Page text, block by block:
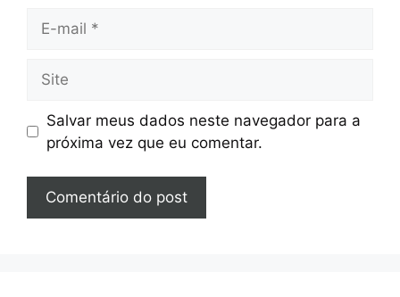
mail
Salvar meus dados neste navegador para a
próxima vez que eu comentar.